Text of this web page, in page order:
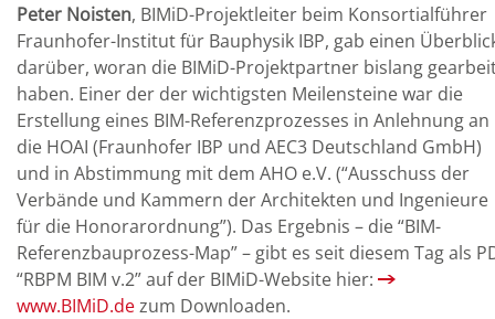
Peter Noisten, BIMiD-Projektleiter beim Konsortialführer
Fraunhofer-Institut für Bauphysik IBP, gab einen
darüber, woran die BIMiD-Projektpartner bislang
haben. Einer der der wichtigsten Meilensteine war die
Erstellung eines BIM-Referenzprozesses in Anlehnung an
die HOAI (Fraunhofer IBP und AEC3 Deutschland GmbH)
und in Abstimmung mit dem AHO e.V. (“Ausschuss der
Verbände und Kammern der Architekten und Ingenieure
für die Honorarordnung”). Das Ergebnis – die “BIM-
Referenzbauprozess-Map” – gibt es seit diesem Tag als
“RBPM BIM v.2” auf der BIMiD-Website hier:
www.BIMiD.dezum Downloaden.